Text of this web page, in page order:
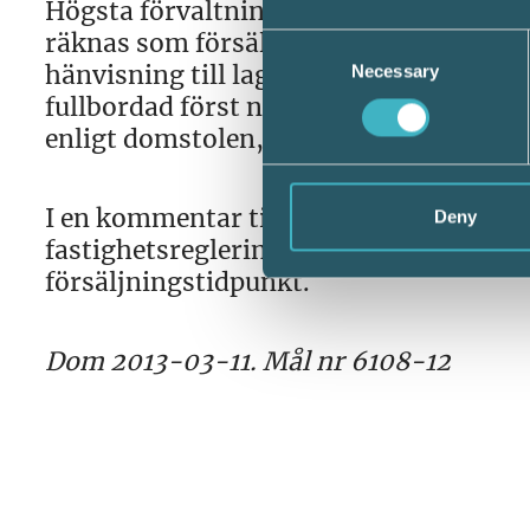
Selection
Necessary
Deny
Högsta förvaltningsdomstolen
räknas som försäljning om den sker
hänvisning till lagtexten konstaterade
fullbordad först när åtgärden har
enligt domstolen, att marken ska anses
I en kommentar till domen framhåller
fastighetsreglering grundas på ett
försäljningstidpunkt.
Dom 2013-03-11. Mål nr 6108-12